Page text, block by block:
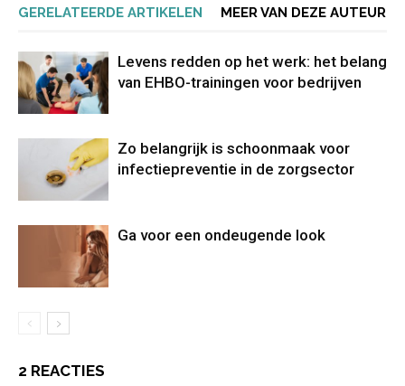
GERELATEERDE ARTIKELEN MEER VAN DEZE AUTEUR
Levens redden op het werk: het belang
van EHBO-trainingen voor bedrijven
Zo belangrijk is schoonmaak voor
infectiepreventie in de zorgsector
Ga voor een ondeugende look
2 REACTIES